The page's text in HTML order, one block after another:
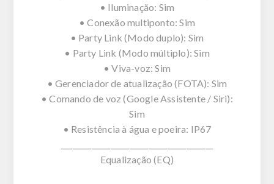
• Iluminação: Sim
• Conexão multiponto: Sim
• Party Link (Modo duplo): Sim
• Party Link (Modo múltiplo): Sim
• Viva-voz: Sim
• Gerenciador de atualização (FOTA): Sim
• Comando de voz (Google Assistente / Siri):
Sim
• Resistência à água e poeira: IP67
Equalização (EQ)